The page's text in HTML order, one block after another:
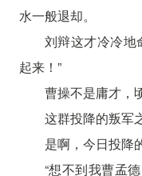
水一般退却。
刘辩这才冷冷地
起来！”
曹操不是庸才，
这群投降的叛军
是啊，今日投降
“想不到我曹孟